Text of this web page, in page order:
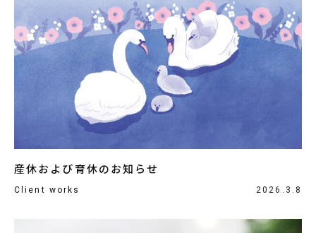
産休および育休のお知らせ
Client works 2026.3.8